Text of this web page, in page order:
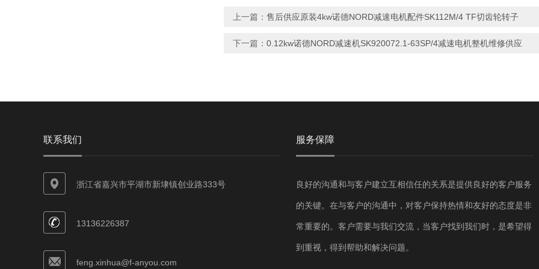
上一篇： 售后供应原装4kw诺德NORD减速电机配件SK112M/4 TF切齿轮转子
下一篇： 0.12kw诺德NORD减速机SK920072.1-63SP/4减速电机整机维修供应
联系我们
浙江省嘉兴市平湖市新埭镇创业路333号
13136226387
feng.xinhua@f-anyou.com
服务保障
良好的沟通和与客户建立互相信任的关系是提供良好的客户服务
的关键。在与客户的沟通中，对客户保持热情和友好的态度是非
常重要的。客户需要与我们交流，当客户找到我们时，是希望得
到重视，得到帮助和解决问题。